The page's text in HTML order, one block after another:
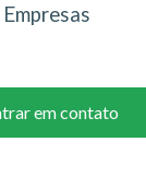
em contato